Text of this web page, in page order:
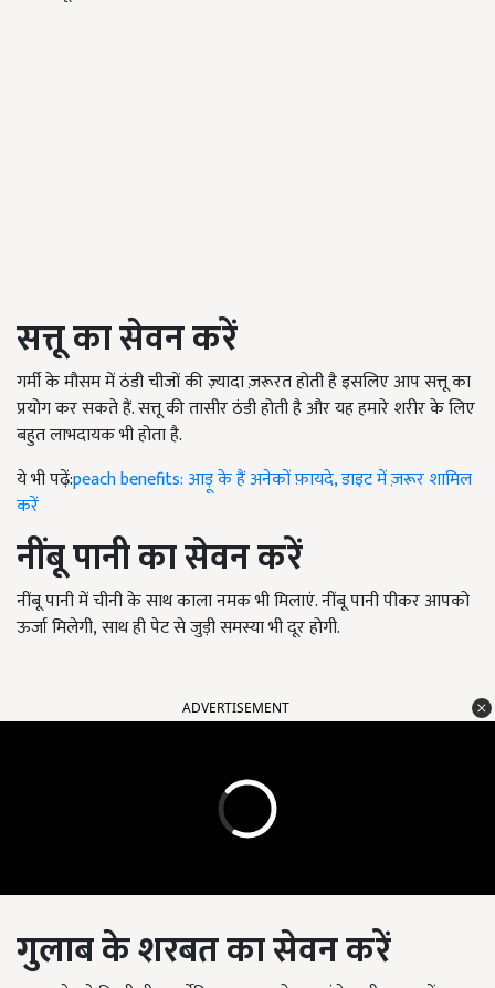
सत्तू का सेवन करें
गर्मी के मौसम में ठंडी चीजों की ज़्यादा ज़रूरत होती है इसलिए आप सत्तू का
प्रयोग कर सकते हैं. सत्तू की तासीर ठंडी होती है और यह हमारे शरीर के लिए
बहुत लाभदायकभी होताहै.
ये भी पढ़ें:peach benefits: आड़ू के हैं अनेकों फ़ायदे, डाइट में ज़रूर शामिल
करें
नींबू पानी का सेवन करें
नींबू पानी में चीनी केसाथकाला नमक भी मिलाएं. नींबू पानी पीकर आपको
ऊर्जा मिलेगी,साथ ही पेट से जुड़ी समस्या भी दूर होगी.
ADVERTISEMENT
गुलाब के शरबत का सेवन करें